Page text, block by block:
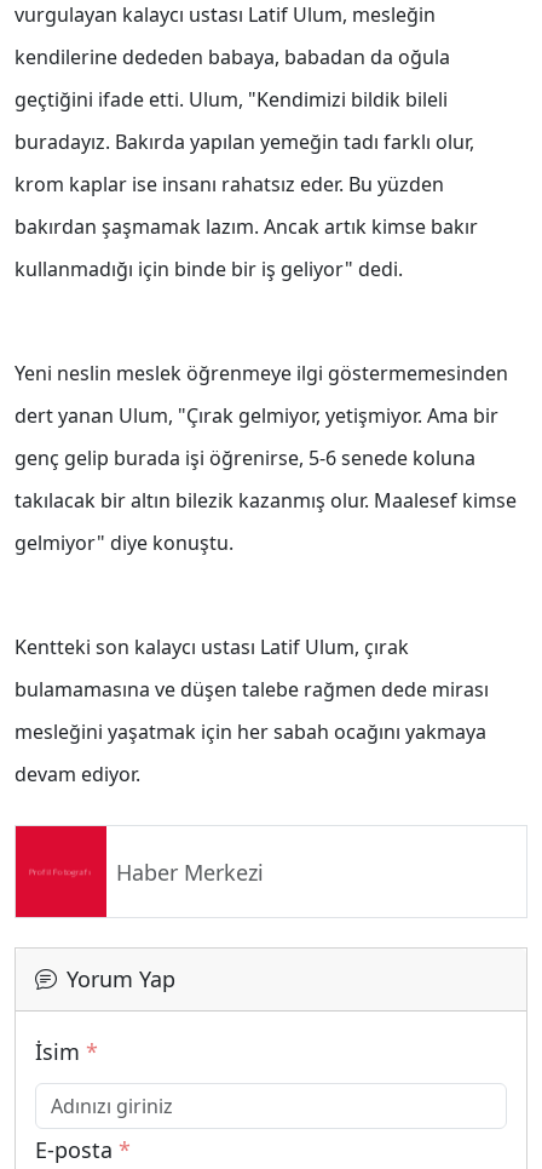
vurgulayan kalaycı ustası Latif Ulum, mesleğin
kendilerine dededen babaya, babadan da oğula
geçtiğini ifade etti. Ulum, "Kendimizi bildik bileli
buradayız. Bakırda yapılan yemeğin tadı farklı olur,
krom kaplar ise insanı rahatsız eder. Bu yüzden
bakırdan şaşmamak lazım. Ancak artık kimse bakır
kullanmadığı için binde bir iş geliyor" dedi.
Yeni neslin meslek öğrenmeye ilgi göstermemesinden
dert yanan Ulum, "Çırak gelmiyor, yetişmiyor. Ama bir
genç gelip burada işi öğrenirse, 5-6 senede koluna
takılacak bir altın bilezik kazanmış olur. Maalesef kimse
gelmiyor" diye konuştu.
Kentteki son kalaycı ustası Latif Ulum, çırak
bulamamasına ve düşen talebe rağmen dede mirası
mesleğini yaşatmak için her sabah ocağını yakmaya
devam ediyor.
Haber Merkezi
Yorum Yap
İsim *
E-posta *